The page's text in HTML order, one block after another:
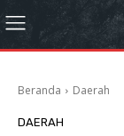
Beranda Daerah
DAERAH